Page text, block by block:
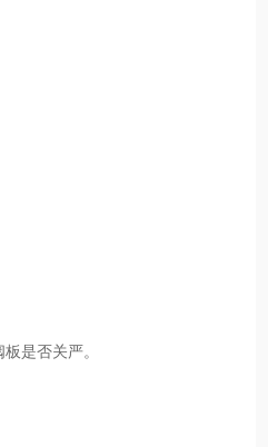
是否关严。